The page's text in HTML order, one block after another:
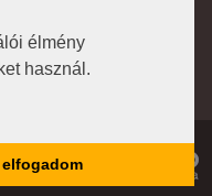
élmény
használ.